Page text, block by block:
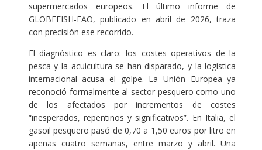
supermercados europeos. El último informe de
GLOBEFISH-FAO, publicado en abril de 2026, traza
con precisión ese recorrido.
El diagnóstico es claro: los costes operativos de la
pesca y la acuicultura se han disparado, y la logística
internacional acusa el golpe. La Unión Europea ya
reconoció formalmente al sector pesquero como uno
de los afectados por incrementos de costes
“inesperados, repentinos y significativos”. En Italia, el
gasoil pesquero pasó de 0,70 a 1,50 euros por litro en
apenas cuatro semanas, entre marzo y abril. Una